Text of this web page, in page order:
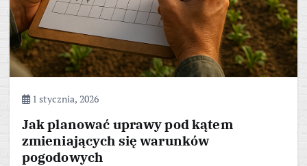
1 stycznia, 2026
Jak planować uprawy pod kątem
zmieniających się warunków
pogodowych